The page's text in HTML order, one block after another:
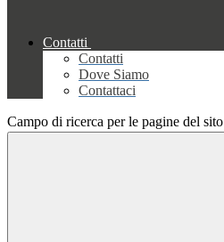
Contatti
Contatti
Dove Siamo
Contattaci
Campo di ricerca per le pagine del sito